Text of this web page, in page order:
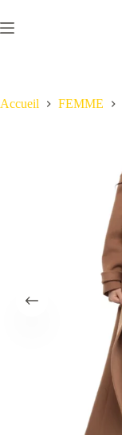
au
contenu
Accueil FEMME